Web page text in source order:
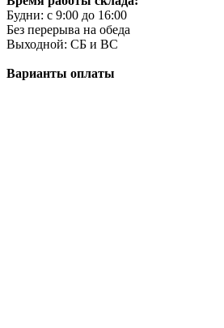
Будни: c 9:00 до 16:00
Без перерыва на обеда
Выходной: СБ и ВС
Варианты оплаты